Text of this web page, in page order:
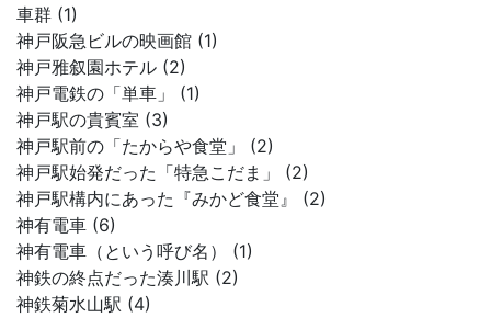
車群 (1)
神戸阪急ビルの映画館 (1)
神戸雅叙園ホテル (2)
神戸電鉄の「単車」 (1)
神戸駅の貴賓室 (3)
神戸駅前の「たからや食堂」 (2)
神戸駅始発だった「特急こだま」 (2)
神戸駅構内にあった『みかど食堂』 (2)
神有電車 (6)
神有電車（という呼び名） (1)
神鉄の終点だった湊川駅 (2)
神鉄菊水山駅 (4)